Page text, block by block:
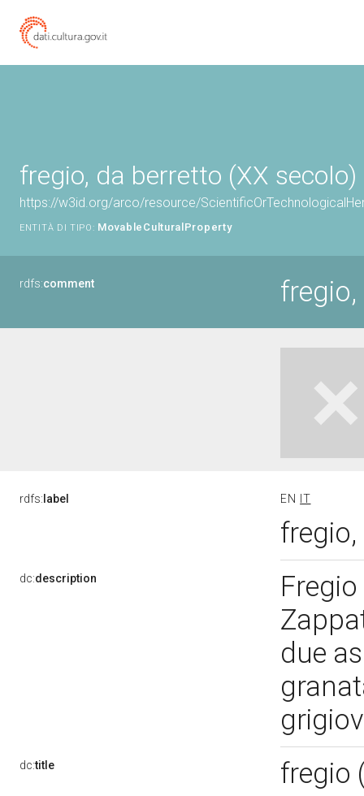
fregio, da berretto (XX secolo)
https://w3id.org/arco/resource/
ENTITÀ DI TIPO: MovableCulturalProperty
rdfs:comment
rdfs: label EN IT
dc:description
due
dc:title fregio